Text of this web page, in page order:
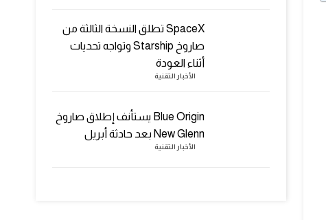
SpaceX تطلق النسخة الثالثة من
صاروخ Starship وتواجه تحديات
أثناء العودة
الأخبار التقنية
Blue Origin يستأنف إطلاق صاروخ
New Glenn بعد حادثة أبريل
الأخبار التقنية